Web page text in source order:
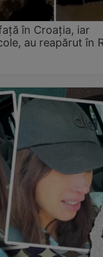
în Croația, iar
au reapărut în